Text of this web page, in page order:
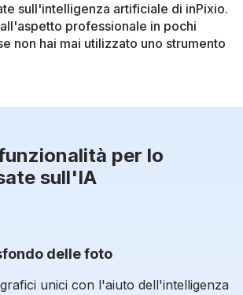
sull'intelligenza artificiale di inPixio.
professionale in pochi
non hai mai utilizzato uno strumento
per lo
sull'IA
delle foto
unici con l'aiuto dell'intelligenza